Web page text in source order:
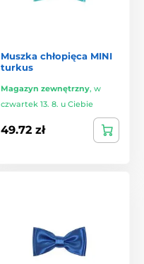
Muszka chłopięca MINI
turkus
Magazyn zewnętrzny, w
czwartek 13. 8. u Ciebie
49.72 zł